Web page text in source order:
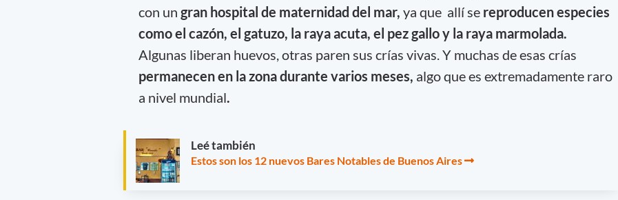
con un gran hospital de maternidad del mar, ya que allí se reproducen especies
como el cazón, el gatuzo, la raya acuta, el pez gallo y la raya marmolada.
Algunas liberan huevos, otras paren sus crías vivas. Y muchas de esas crías
permanecen en la zona durante varios meses, algo que es extremadamente raro
a nivel mundial.
Leé también
Estos son los 12 nuevos Bares Notables de Buenos Aires